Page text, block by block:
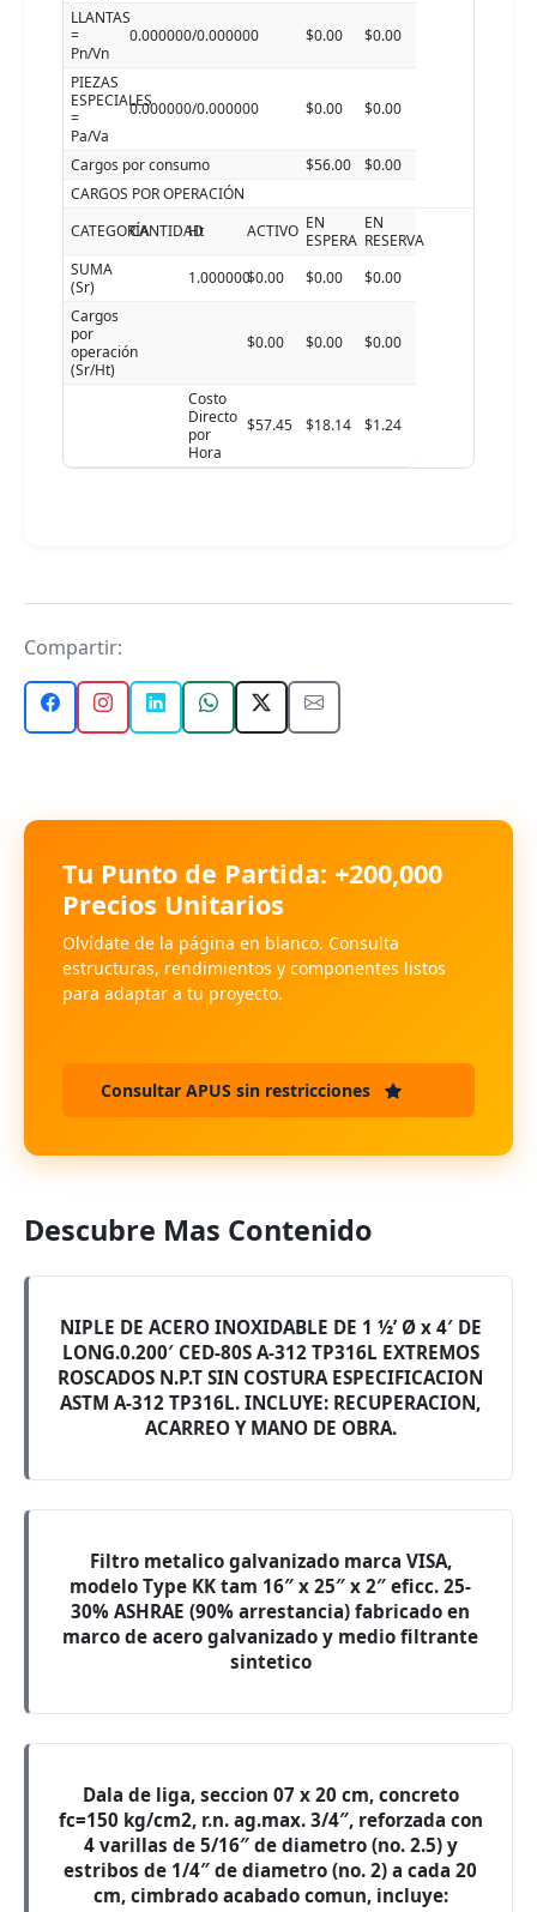
LLANTAS
=
Pn/Vn
0.000000/0.000000 $0.00 $0.00
PIEZAS
ESPECIALES
=
Pa/Va
0.000000/0.000000 $0.00 $0.00
Cargos por consumo $56.00
$0.00
CARGOS POR OPERACIÓN
CATEGORÍACANTIDAD
Ht ACTIVO EN
ESPERA
EN
RESERVA
SUMA
(Sr)
1.000000$0.00 $0.00
$0.00
Cargos
por
operación
(Sr/Ht)
$0.00 $0.00 $0.00
Costo
Directo
por
Hora
$57.45 $18.14 $1.24
Compartir:
Tu Punto de Partida: +200,000
Precios Unitarios
Olvídate de la página en blanco. Consulta
estructuras, rendimientos y componentes listos
para adaptar a tu proyecto.
Consultar APUS sin restricciones
Descubre Mas Contenido
NIPLE DE ACERO INOXIDABLE DE 1 ½’ Ø x 4′ DE
LONG.0.200′ CED-80S A-312 TP316L EXTREMOS
ROSCADOS N.P.T SIN COSTURA ESPECIFICACION
ASTM A-312 TP316L. INCLUYE: RECUPERACION,
ACARREO Y MANO DE OBRA.
Filtro metalico galvanizado marca VISA,
modelo Type KK tam 16″ x 25″ x 2″ eficc. 25-
30% ASHRAE (90% arrestancia) fabricado en
marco de acero galvanizado y medio filtrante
sintetico
Dala de liga, seccion 07 x 20 cm, concreto
fc=150 kg/cm2, r.n. ag.max. 3/4″, reforzada con
4 varillas de 5/16″ de diametro (no. 2.5) y
estribos de 1/4″ de diametro (no. 2) a cada 20
cm, cimbrado acabado comun, incluye: